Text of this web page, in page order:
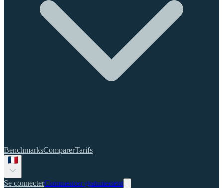
BenchmarksComparerTarifs
Se connecterCommencer gratuitement